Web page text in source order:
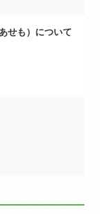
せも）について